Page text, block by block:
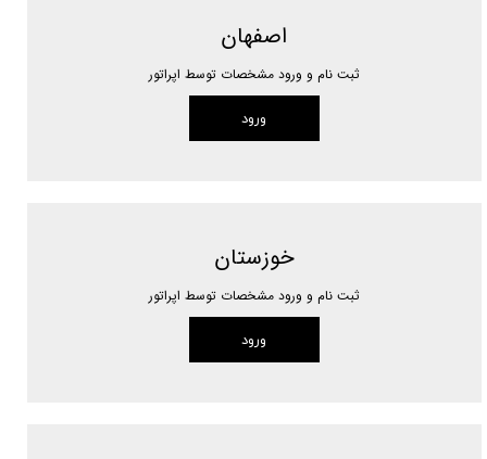
اصفهان
ثبت نام و ورود مشخصات توسط اپراتور
ورود
خوزستان
ثبت نام و ورود مشخصات توسط اپراتور
ورود